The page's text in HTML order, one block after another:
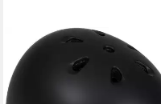
POWERSLIDE
Kinderfahrradhelm Urban
43,99 €